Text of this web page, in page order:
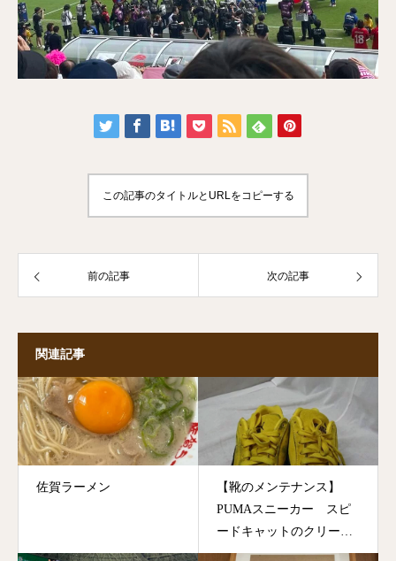
この記事のタイトルとURLをコピーする
前の記事 次の記事
関連記事
佐賀ラーメン
【靴のメンテナンス】
PUMAスニーカー スピ
ードキャットのクリーニ
ング